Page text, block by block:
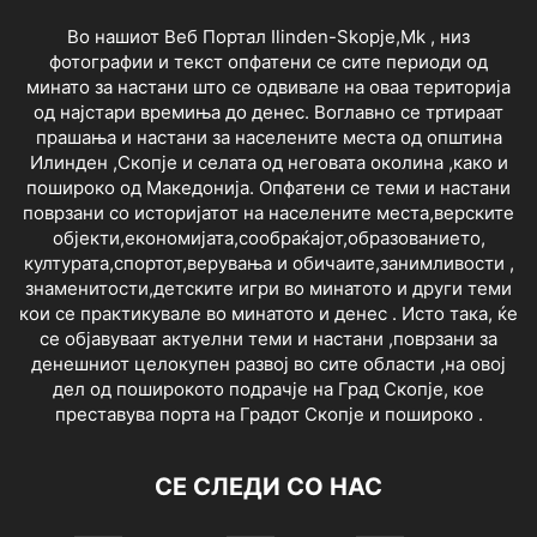
Во нашиот Веб Портал Ilinden-Skopje,Mk , низ
фотографии и текст опфатени се сите периоди од
минато за настани што се одвивале на оваа територија
од најстари времиња до денес. Воглавно се тртираат
прашања и настани за населените места од општина
Илинден ,Скопје и селата од неговата околина ,како и
пошироко од Македонија. Опфатени се теми и настани
поврзани со историјатот на населените места,верските
објекти,економијата,сообраќајот,образованието,
културата,спортот,верувања и обичаите,занимливости ,
знаменитости,детските игри во минатото и други теми
кои се практикувале во минатото и денес . Исто така, ќе
се објавуваат актуелни теми и настани ,поврзани за
денешниот целокупен развој во сите области ,на овој
дел од поширокото подрачје на Град Скопје, кое
преставува порта на Градот Скопје и пошироко .
СЕ СЛЕДИ СО НАС